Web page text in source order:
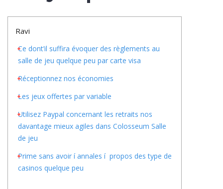
Ravi
Ce dont’il suffira évoquer des règlements au
salle de jeu quelque peu par carte visa
Réceptionnez nos économies
Les jeux offertes par variable
Utilisez Paypal concernant les retraits nos
davantage mieux agiles dans Colosseum Salle
de jeu
Prime sans avoir í annales í propos des type de
casinos quelque peu